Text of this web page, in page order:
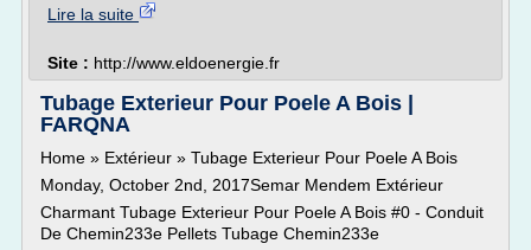
Lire la suite
Site : http://www.eldoenergie.fr
Tubage Exterieur Pour Poele A Bois |
FARQNA
Home » Extérieur » Tubage Exterieur Pour Poele A Bois
Monday, October 2nd, 2017Semar Mendem Extérieur
Charmant Tubage Exterieur Pour Poele A Bois #0 - Conduit
De Chemin233e Pellets Tubage Chemin233e